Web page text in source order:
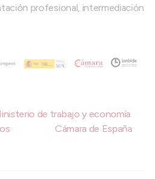
profesional, intermediación
de trabajo y economía
Cámara de España